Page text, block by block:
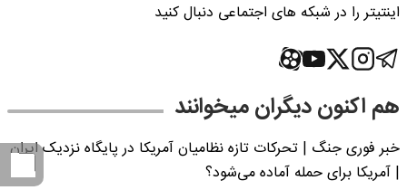
اینتیتر را در شبکه های اجتماعی دنبال کنید
هم اکنون دیگران میخوانند
خبر فوری جنگ | تحرکات تازه نظامیان آمریکا در پایگاه نزدیک ایران
| آمریکا برای حمله آماده می‌شود؟